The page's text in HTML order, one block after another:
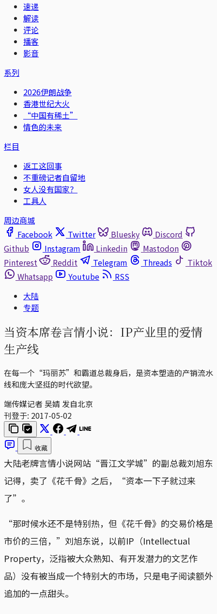
速递
解读
评论
播客
影音
系列
2026伊朗战争
香港世纪大火
“中国有稀土”
情色的未来
栏目
返工这回事
不重磅记者自留地
女人没有国家？
工具人
周边商城
Facebook
Twitter Bluesky
Discord
Github
Instagram Linkedin
Mastodon
Pinterest
Reddit Telegram Threads
Tiktok
Whatsapp
Youtube
RSS
大陆
专题
当资本席卷言情小说：IP产业里的爱情
生产线
在每一个“玛丽苏”和霸道总裁身后，是资本塑造的产销流水
线和庞大坚挺的时代欲望。
端传媒记者 吴婧 发自北京
刊登于: 2017-05-02
收藏
大陆老牌言情小说网站“晋江文学城”的副总裁刘旭东
记得，卖了《花千骨》之后，“资本一下子就过来
了”。
“那时候水还不是特别热，但《花千骨》的交易价格是
市价的三倍，”刘旭东说，以前IP（Intellectual
Property，泛指被大众熟知、有开发潜力的文艺作
品）没有被当成一个特别大的市场，只是电子阅读额外
追加的一点甜头。